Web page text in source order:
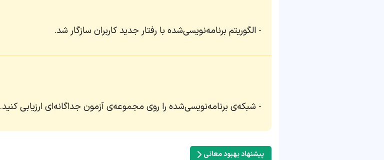
الگوریتم برنامه‌نویسی‌شده با رفتار جدید کاربران سازگار شد.
شبکه‌ی برنامه‌نویسی‌شده را روی مجموعه‌ی آزمون جداگانه‌ای ارزیابی کنید.
پیشنهاد بهبود معانی